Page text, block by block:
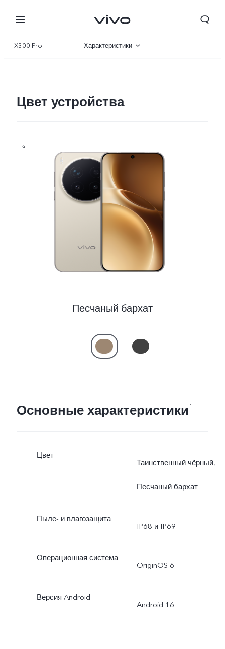
Беларусь | Выберите страну/регион
X300 Pro Характеристики
Цвет устройства
Песчаный бархат
Основные характеристики1
Цвет
Таинственный чёрный,
Песчаный бархат
Пыле- и влагозащита
IP68 и IP69
Операционная система
OriginOS 6
Версия Android
Android 16